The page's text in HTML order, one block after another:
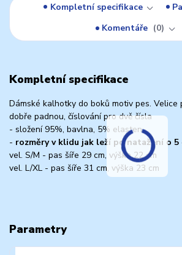
Kompletní specifikace
Komentáře
0
Kompletní specifikace
Dámské kalhotky do boků motiv pes. Velice
dobře padnou, číslování pro dvě čísla
- složení 95%, bavlna, 5% elasten
- rozměry v klidu jak leží po natažení o 5
vel. S/M - pas šíře 29 cm, výška 22 cm
vel. L/XL - pas šíře 31 cm, výška 23 cm
Parametry